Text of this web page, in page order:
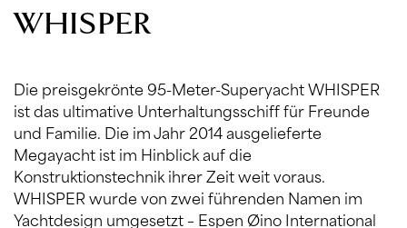
WHISPER
Die preisgekrönte 95-Meter-Superyacht WHISPER
ist das ultimative Unterhaltungsschiff für Freunde
und Familie. Die im Jahr 2014 ausgelieferte
Megayacht ist im Hinblick auf die
Konstruktionstechnik ihrer Zeit weit voraus.
WHISPER wurde von zwei führenden Namen im
Yachtdesign umgesetzt – Espen Øino International